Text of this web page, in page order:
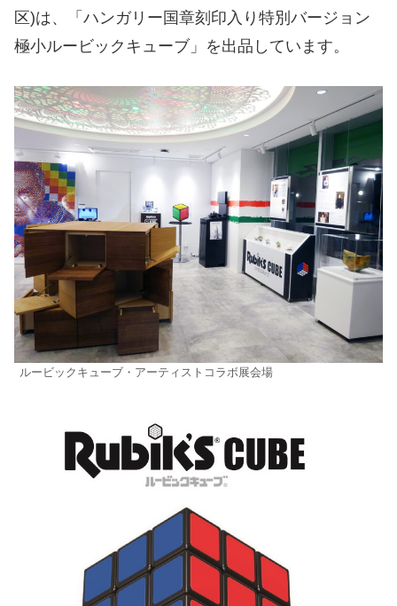
区)は、「ハンガリー国章刻印入り特別バージョン
極小ルービックキューブ」を出品しています。
ルービックキューブ・アーティストコラボ展会場